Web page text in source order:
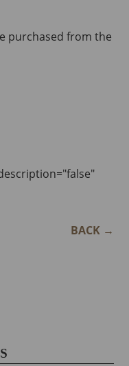
purchased from the
BACK→